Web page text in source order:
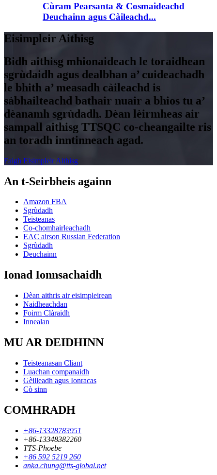
Cùram Pearsanta & Cosmaideachd
Deuchainn agus Càileachd...
Eisimpleir Aithisg
Bidh aithisg mhionaideach le toraidhean
sgrùdaidh agus dealbhan a’ cuideachadh
le bhith a’ measadh càileachd is
sàbhailteachd bathair nuair a bhios tu a’
dèanamh sgrùdadh. Dèan lèirmheas air
sampall aithisg TTSQC co-cheangailte ris
an toradh inntinneach agad.
Faigh Eisimpleir Aithisg
An t-Seirbheis againn
Amazon FBA
Sgrùdadh
Teisteanas
Co-chomhairleachadh
EAC airson Russian Federation
Sgrùdadh
Deuchainn
Ionad Ionnsachaidh
Dèan aithris air eisimpleirean
Naidheachdan
Foirm Clàraidh
Innealan
MU AR DEIDHINN
Teisteanasan Cliant
Luachan companaidh
Gèilleadh agus Ionracas
Cò sinn
COMHRADH
+86-13328783951
+86-13348382260
TTS-Phoebe
+86 592 5219 260
anka.chung@tts-global.net